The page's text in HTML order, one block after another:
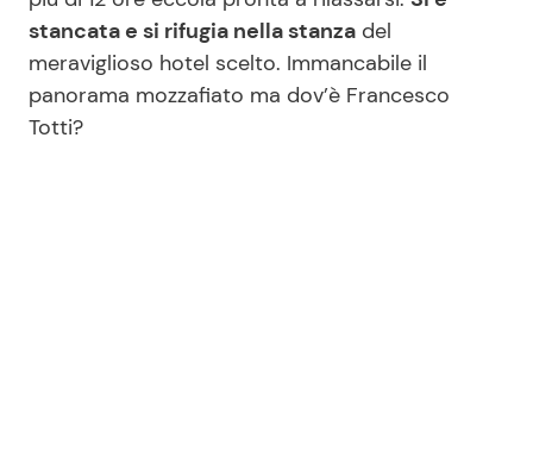
Contattaci
Pubblicità
Privacy Policy
stancata e si rifugia nella stanza del
meraviglioso hotel scelto. Immancabile il
panorama mozzafiato ma dov’è Francesco
Totti?